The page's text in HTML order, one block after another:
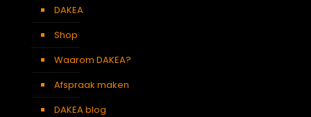
DAKEA
Shop
Waarom DAKEA?
Afspraak maken
DAKEA blog